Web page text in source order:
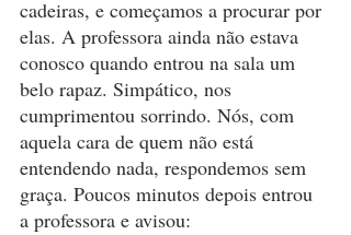
cadeiras, e começamos a procurar por
elas. A professora ainda não estava
conosco quando entrou na sala um
belo rapaz. Simpático, nos
cumprimentou sorrindo. Nós, com
aquela cara de quem não está
entendendo nada, respondemos sem
graça. Poucos minutos depois entrou
a professora e avisou: